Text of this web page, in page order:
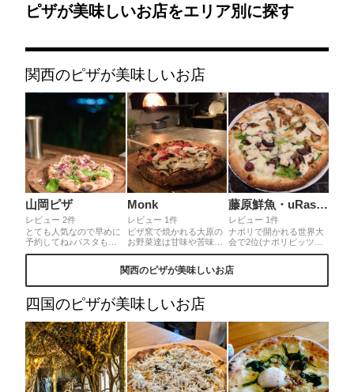
ダドレッシングを購入し
てしまった😂
ートソースの量が半端な
い❗️赤い生地は噛むはほど
75円、美酢108円など。
雪崩れるシカゴピザも人
ピザが美味しいお店をエリア別に探す
関西のピザが美味しいお店
山岡ピザ
レビュー 2件
とても人気なので早めに
予約してね♪パスタも美
味しい！山小屋みたいな
もしていて虫の音も和み
ネーゼもめちゃ美味しか
ったです✨車🚗で行くの
に細くて急斜面なので気
をつけて✨生駒駅からタ
クシーも出てます🚕
Monk
レビュー 1件
ピザ窯で焼かれる大原の
お野菜達は甘味や苦味が
しっかりと感じられて絶
す🥩〆のピザは色々種類
す🍕
藤原鮮魚・uRashiMa
レビュー 1件
ナポリで開かれる世界大
会で2位(ナポリピッツァ
オリンピック銀メダル🥈)
家の鮮魚店を改装されて
ませて頂きました😋伺っ
た際には前菜盛り合わせ
も合わせて頂きたい♡ピ
ザのテイクアウトも可能
です。
関西のピザが美味しいお店
四国のピザが美味しいお店